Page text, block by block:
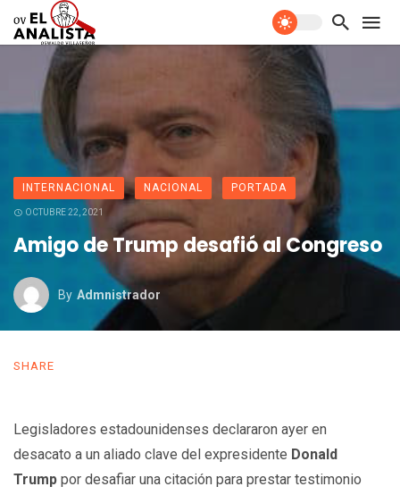
INTERNACIONAL NACIONAL PORTADA
OCTUBRE 22, 2021
Amigo de Trump desafió al Congreso
By Admnistrador
SHARE
Legisladores estadounidenses declararon ayer en
desacato a un aliado clave del expresidente Donald
Trump por desafiar una citación para prestar testimonio